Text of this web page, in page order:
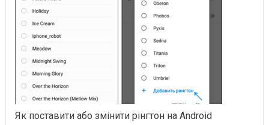
Як поставити або змінити рінгтон на Android